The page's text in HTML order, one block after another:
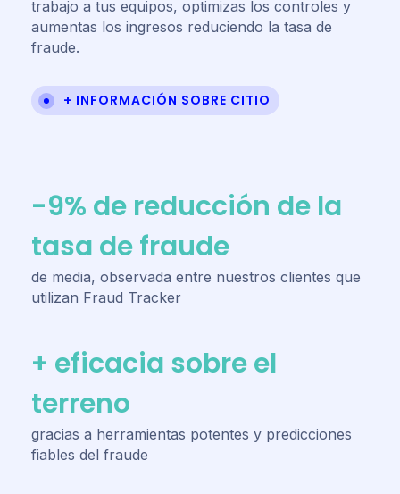
trabajo a tus equipos, optimizas los controles y
aumentas los ingresos reduciendo la tasa de
fraude.
+ INFORMACIÓN SOBRE CITIO
-9% de reducción de la
tasa de fraude
de media, observada entre nuestros clientes que
utilizan Fraud Tracker
+ eficacia sobre el
terreno
gracias a herramientas potentes y predicciones
fiables del fraude